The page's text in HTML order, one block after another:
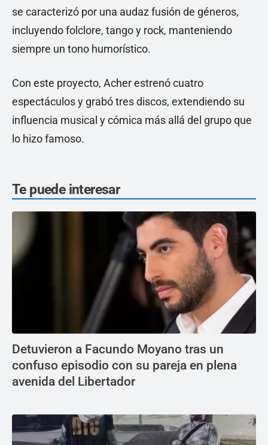
se caracterizó por una audaz fusión de géneros,
incluyendo folclore, tango y rock, manteniendo
siempre un tono humorístico.
Con este proyecto, Acher estrenó cuatro
espectáculos y grabó tres discos, extendiendo su
influencia musical y cómica más allá del grupo que
lo hizo famoso.
Te puede interesar
Detuvieron a Facundo Moyano tras un
confuso episodio con su pareja en plena
avenida del Libertador